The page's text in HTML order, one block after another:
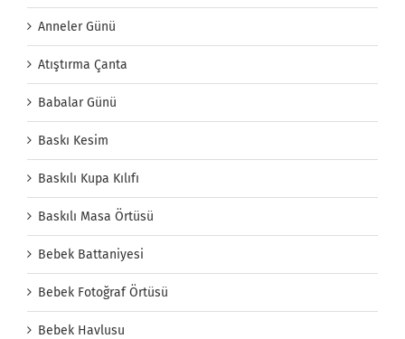
Anneler Günü
Atıştırma Çanta
Babalar Günü
Baskı Kesim
Baskılı Kupa Kılıfı
Baskılı Masa Örtüsü
Bebek Battaniyesi
Bebek Fotoğraf Örtüsü
Bebek Havlusu